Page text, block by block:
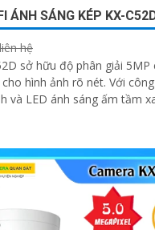
ÁNH SÁNG KÉP KX-
liên hệ
sở hữu độ phân giải 5MP
rõ nét. Với công nghệ ánh sáng
và LED ánh sáng ấm tầm